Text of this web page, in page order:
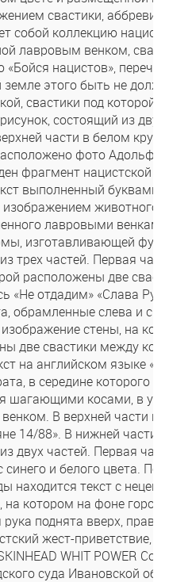
свастики,
собой коллекцию
лавровым венком,
«Бойся нацистов»,
земле этого быть не
свастики под которой
состоящий из
части в белом
фото Адольфа
фрагмент нацистской
выполненный буквами
изображением
лавровыми
изготавливающей
трех частей. Первая
расположены две
«Не отдадим» «Слава
обрамленные слева и
стены, на
две свастики между
на английском языке
в середине которого
шагающими косами, в
В верхней части
14/88». В нижней части
двух частей. Первая
синего и белого цвета.
находится текст с
на котором на фоне
рука поднята вверх,
жест-приветствие,
WHIT POWER
суда Ивановской